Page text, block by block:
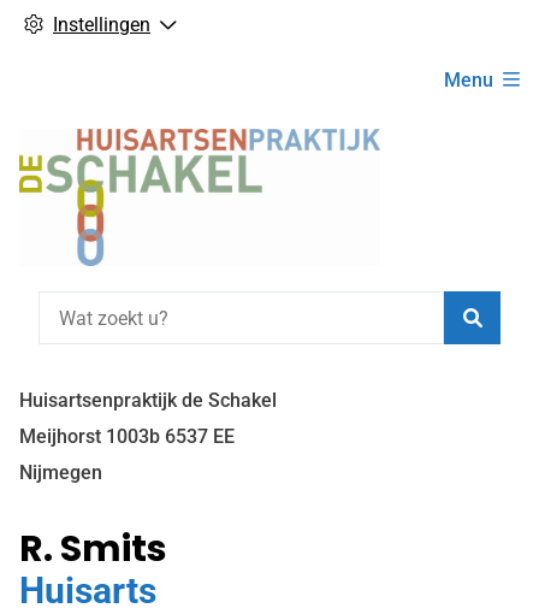
Instellingen
Menu
Huisartsenpraktijk de Schakel
Meijhorst 1003b 6537 EE
Nijmegen
R. Smits
Huisarts